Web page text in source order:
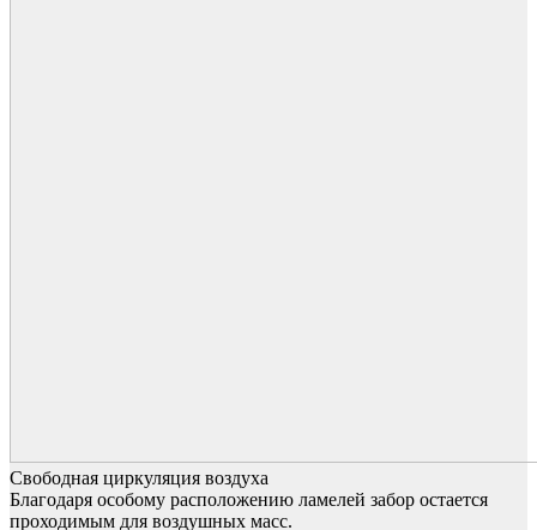
Свободная циркуляция воздуха
Благодаря особому расположению ламелей забор остается
проходимым для воздушных масс.